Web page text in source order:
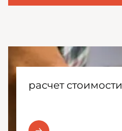
расчет стоимости